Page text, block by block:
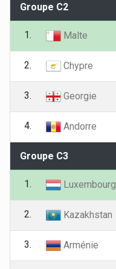
Groupe C2
1. Malte
2. Chypre
3. Georgie
4. Andorre
Groupe C3
1. Luxembourg
2. Kazakhstan
3. Arménie